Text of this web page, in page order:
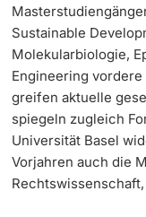
Sustainable
Molekularbiologie,
Engineering
greifen aktuelle
spiegeln zugleich
Universität Basel
Vorjahren auch die